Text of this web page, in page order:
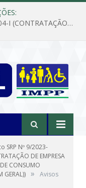
Dispensa de Licitação Nº 7/2026-300404-I (CONTRATAÇÃO DE EMPRESA PARA MANUTENÇÃO E REPARAÇÃO DE APARELHOS DE AR CONDICIONADO, EM ATENDIMENTO ÀS NECESSIDADES DO INSTITUTO DE PREVIDÊNCIA MUNICIPAL DE PORTEL/PA)
SRP Nº 9/2023-
DE EMPRESA
CONSUMO
GERAL)) »
Avisos